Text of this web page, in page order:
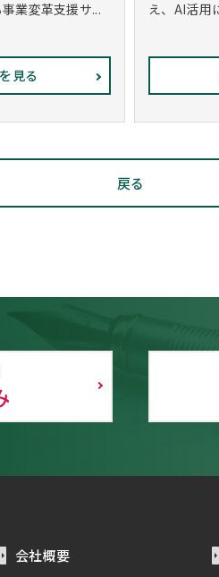
業変革支援サ...
見る
え、AI活用
戻る
会社概要